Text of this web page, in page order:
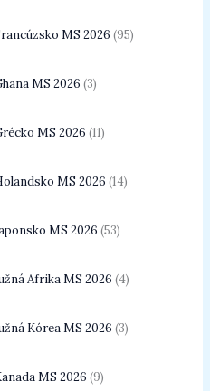
MS 2026 95
MS 2026 3
MS 2026 11
MS 2026 14
MS 2026 53
Afrika MS 2026 4
Kórea MS 2026 3
MS 2026 9